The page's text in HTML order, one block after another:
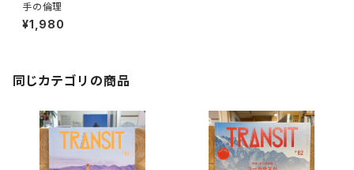
手の倫理
¥1,980
同じカテゴリの商品